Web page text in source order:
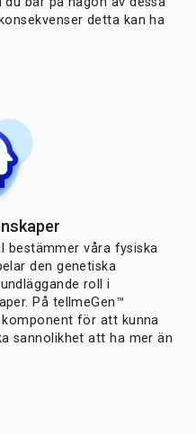
detta kan ha
bestämmer våra fysiska
den genetiska
roll i
På tellmeGen™
komponent för att kunna
sannolikhet att ha mer än